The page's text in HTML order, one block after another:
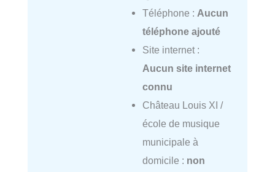
Téléphone : Aucun
téléphone ajouté
Site internet :
Aucun site internet
connu
Château Louis XI /
école de musique
municipale à
domicile : non